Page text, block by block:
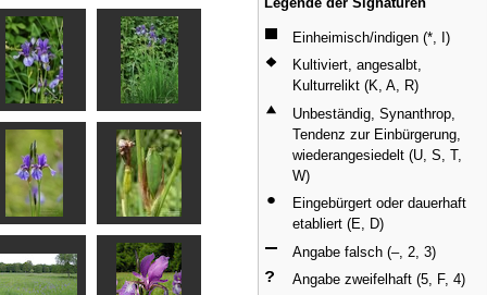
Einheimisch/indigen (*, I)
Kultiviert, angesalbt,
Kulturrelikt (K, A, R)
Unbeständig, Synanthrop,
Tendenz zur Einbürgerung,
wiederangesiedelt (U, S, T,
W)
Eingebürgert oder dauerhaft
etabliert (E, D)
Angabe falsch (–, 2, 3)
Angabe zweifelhaft (5, F, 4)